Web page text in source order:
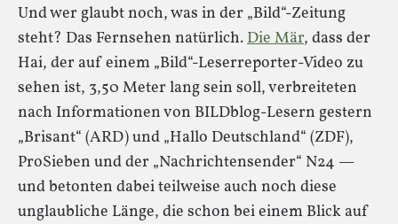
Und wer glaubt noch, was in der „Bild“-Zeitung
steht? Das Fernsehen natürlich.Die Mär, dass der
Hai, der auf einem „Bild“-Leserreporter-Video zu
sehen ist, 3,50 Meter lang sein soll, verbreiteten
nach Informationen von BILDblog-Lesern gestern
„Brisant“ (ARD) und „Hallo Deutschland“ (ZDF),
ProSieben und der „Nachrichtensender“ N24 —
und betonten dabei teilweise auch noch diese
unglaubliche Länge, die schon bei einem Blick auf